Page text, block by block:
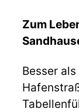
Zum
Besser